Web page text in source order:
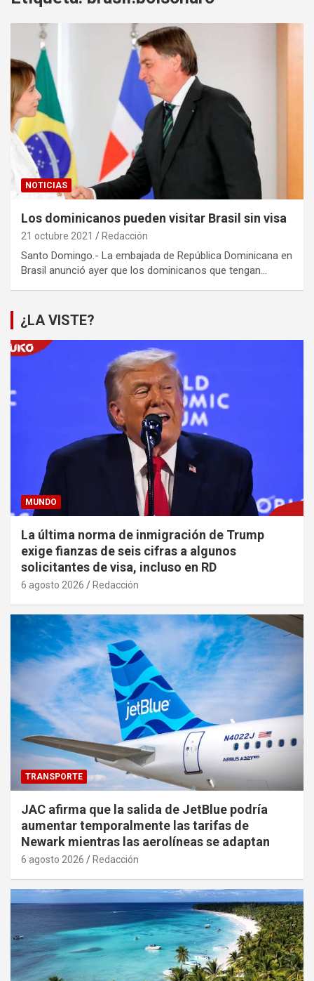
NOTICIAS
Los dominicanos pueden visitar Brasil sin visa
21 octubre 2021 Redacción
Santo Domingo.- La embajada de República Dominicana en
Brasil anunció ayer que los dominicanos que tengan…
¿LA VISTE?
MUNDO
La última norma de inmigración de Trump
exige fianzas de seis cifras a algunos
solicitantes de visa, incluso en RD
6 agosto 2026 Redacción
TRANSPORTE
JAC afirma que la salida de JetBlue podría
aumentar temporalmente las tarifas de
Newark mientras las aerolíneas se adaptan
6 agosto 2026 Redacción